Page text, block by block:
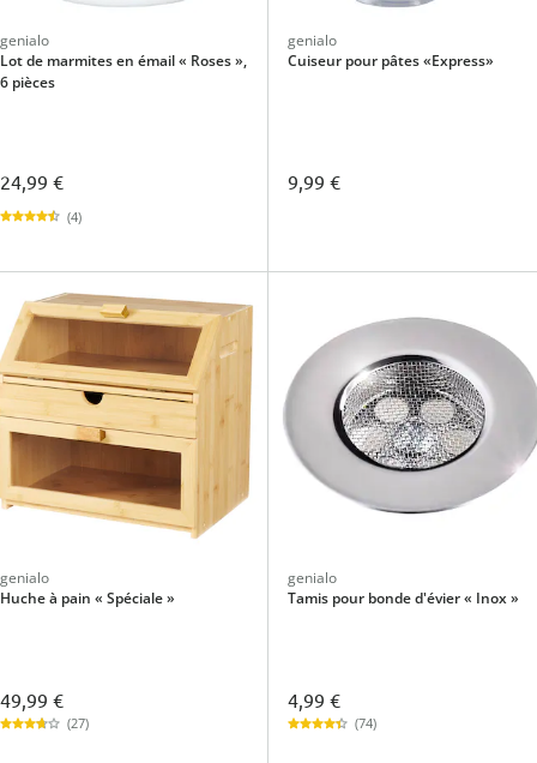
genialo
Lot de marmites en émail « Roses »,
6 pièces
24,99 €
(4)
genialo
Cuiseur pour pâtes «Express»
9,99 €
genialo
Huche à pain « Spéciale »
49,99 €
(27)
genialo
Tamis pour bonde d'évier « Inox »
4,99 €
(74)